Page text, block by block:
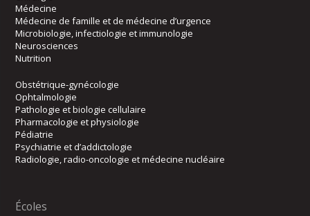
Médecine
Médecine de famille et de médecine d’urgence
Microbiologie, infectiologie et immunologie
Neurosciences
Nutrition
Obstétrique-gynécologie
Ophtalmologie
Pathologie et biologie cellulaire
Pharmacologie et physiologie
Pédiatrie
Psychiatrie et d’addictologie
Radiologie, radio-oncologie et médecine nucléaire
Écoles